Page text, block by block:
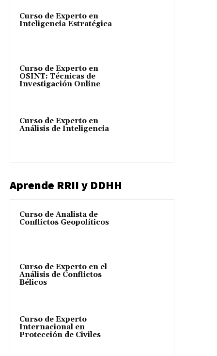
Curso de Experto en
Inteligencia Estratégica
Curso de Experto en
OSINT: Técnicas de
Investigación Online
Curso de Experto en
Análisis de Inteligencia
Aprende RRII y DDHH
Curso de Analista de
Conflictos Geopolíticos
Curso de Experto en el
Análisis de Conflictos
Bélicos
Curso de Experto
Internacional en
Protección de Civiles